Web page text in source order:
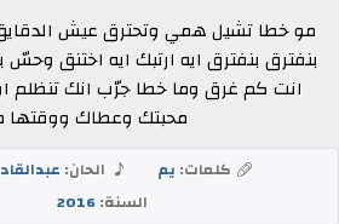
مو خطا تشيل همي وتحترق عيش
بنفترق بنفترق ايه ارتبك ايه اختنق
انت كم غرق وما خطا جرّب انك تنظلم
محبتك وعطاك
كلمات: يم الحان:
السنة:2016